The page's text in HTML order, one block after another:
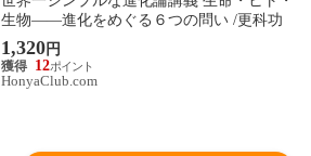
生物――進化をめぐる６つの問い /更科功
1,320円
12
HonyaClub.com